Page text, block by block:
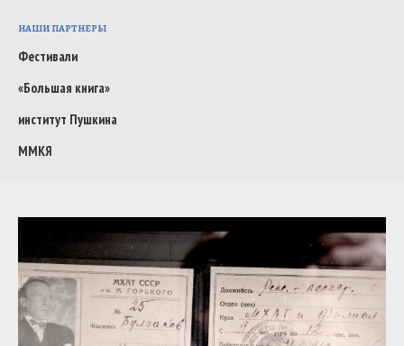
НАШИ ПАРТНЕРЫ
Фестивали
«Большая книга»
институт Пушкина
ММКЯ